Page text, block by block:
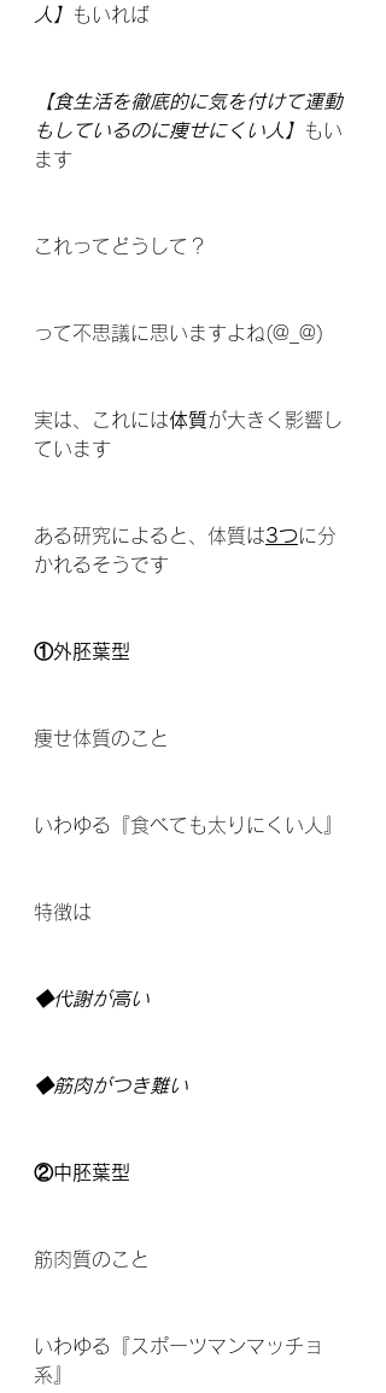
人】
もいれば
【食生活を徹底的に気を付けて運動
もしているのに痩せにくい人】
もい
ます
これってどうして？
って不思議に思いますよね(@_@)
実は、これには体質が大きく影響し
ています
ある研究によると、体質は3つに分
かれるそうです
①外胚葉型
痩せ体質のこと
いわゆる『食べても太りにくい人』
特徴は
◆代謝が高い
◆筋肉がつき難い
②中胚葉型
筋肉質のこと
いわゆる『スポーツマンマッチョ
系』